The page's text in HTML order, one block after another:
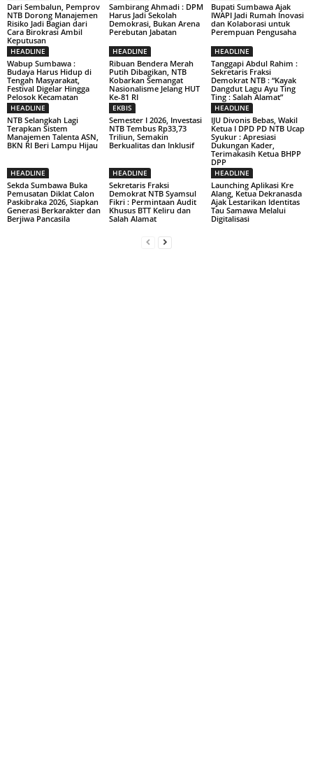
Dari Sembalun, Pemprov
NTB Dorong Manajemen
Risiko Jadi Bagian dari
Cara Birokrasi Ambil
Keputusan
Sambirang Ahmadi : DPM
Harus Jadi Sekolah
Demokrasi, Bukan Arena
Perebutan Jabatan
Bupati Sumbawa Ajak
IWAPI Jadi Rumah Inovasi
dan Kolaborasi untuk
Perempuan Pengusaha
HEADLINE
Wabup Sumbawa :
Budaya Harus Hidup di
Tengah Masyarakat,
Festival Digelar Hingga
Pelosok Kecamatan
HEADLINE
Ribuan Bendera Merah
Putih Dibagikan, NTB
Kobarkan Semangat
Nasionalisme Jelang HUT
Ke-81 RI
HEADLINE
Tanggapi Abdul Rahim :
Sekretaris Fraksi
Demokrat NTB : “Kayak
Dangdut Lagu Ayu Ting
Ting : Salah Alamat”
HEADLINE
NTB Selangkah Lagi
Terapkan Sistem
Manajemen Talenta ASN,
BKN RI Beri Lampu Hijau
EKBIS
Semester I 2026, Investasi
NTB Tembus Rp33,73
Triliun, Semakin
Berkualitas dan Inklusif
HEADLINE
IJU Divonis Bebas, Wakil
Ketua I DPD PD NTB Ucap
Syukur : Apresiasi
Dukungan Kader,
Terimakasih Ketua BHPP
DPP
HEADLINE
Sekda Sumbawa Buka
Pemusatan Diklat Calon
Paskibraka 2026, Siapkan
Generasi Berkarakter dan
Berjiwa Pancasila
HEADLINE
Sekretaris Fraksi
Demokrat NTB Syamsul
Fikri : Permintaan Audit
Khusus BTT Keliru dan
Salah Alamat
HEADLINE
Launching Aplikasi Kre
Alang, Ketua Dekranasda
Ajak Lestarikan Identitas
Tau Samawa Melalui
Digitalisasi